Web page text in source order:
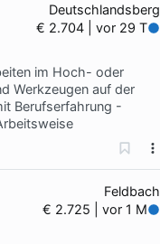
Deutschlandsberg
€ 2.704 | vor 29 T
im Hoch- oder
Werkzeugen auf der
Berufserfahrung -
Feldbach
€ 2.725 | vor 1 M